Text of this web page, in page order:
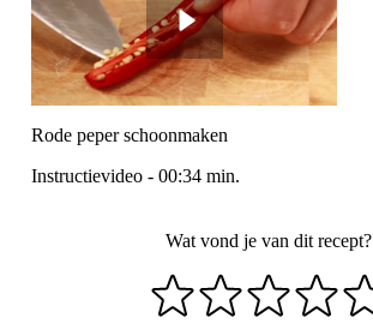
Rode peper schoonmaken
Instructievideo - 00:34 min.
Wat vond je van dit recept?